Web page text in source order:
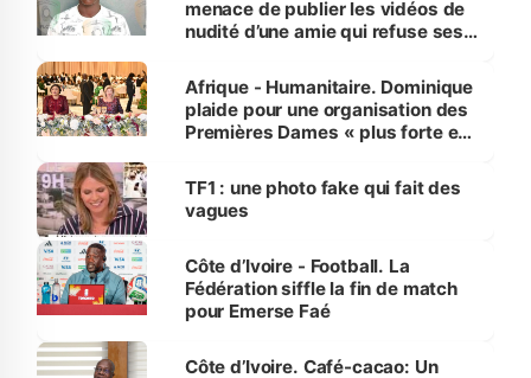
menace de publier les vidéos de
nudité d’une amie qui refuse ses
Afrique - Humanitaire. Dominique
plaide pour une organisation des
Premières Dames « plus forte et
sur la scène internationale »
TF1 : une photo fake qui fait des
vagues
Côte d’Ivoire - Football. La
Fédération siffle la fin de match
pour Emerse Faé
Côte d’Ivoire. Café-cacao: Un